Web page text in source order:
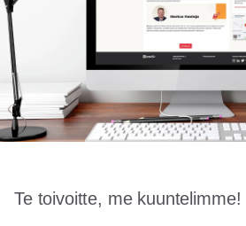
Te toivoitte, me kuuntelimme!